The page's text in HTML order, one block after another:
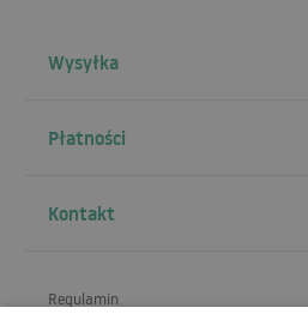
Wysyłka
Płatności
Kontakt
Regulamin